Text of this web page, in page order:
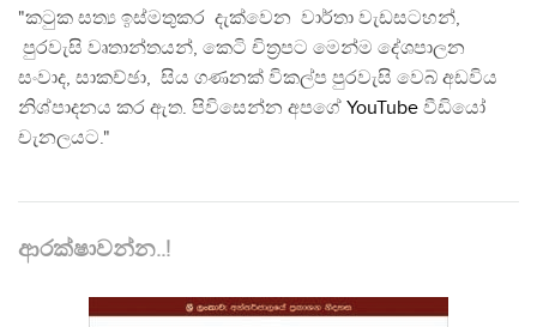
"කටුක සත්‍ය ඉස්මතුකර දැක්වෙන වාර්තා වැඩසටහන්,
පුරවැසි වෘතාන්තයන්, කෙටි චිත්‍රපට මෙන්ම දේශපාලන
සංවාද, සාකච්ඡා, සිය ගණනක් විකල්ප පුරවැසි වෙබ් අඩවිය
නිශ්පාදනය කර ඇත. පිවිසෙන්න අපගේ YouTube වීඩියෝ
චැනලයට."
ආරක්ෂාවන්න..!